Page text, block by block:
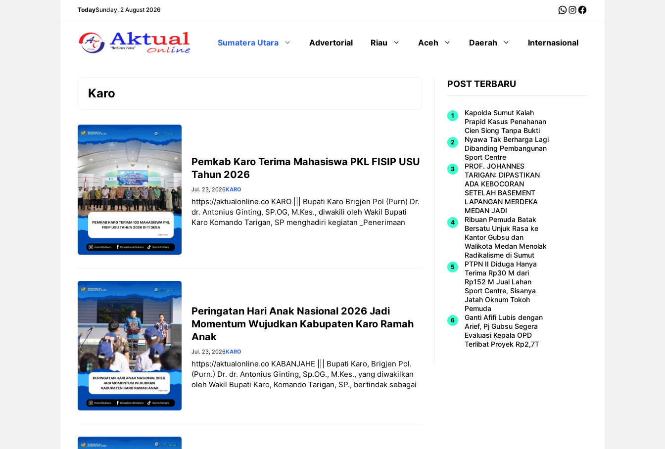
TodaySunday, 2 August 2026 WhatsApp
Instagram
Facebook
Sumatera Utara Advertorial Riau Aceh Daerah Internasional
Karo
Pemkab Karo Terima Mahasiswa PKL FISIP USU
Tahun 2026
Jul. 23, 2026KARO
https://aktualonline.co KARO ||| Bupati Karo Brigjen Pol (Purn) Dr.
dr. Antonius Ginting, SP.OG, M.Kes., diwakili oleh Wakil Bupati
Karo Komando Tarigan, SP menghadiri kegiatan _Penerimaan
Peringatan Hari Anak Nasional 2026 Jadi
Momentum Wujudkan Kabupaten Karo Ramah
Anak
Jul. 23, 2026KARO
https://aktualonline.co KABANJAHE ||| Bupati Karo, Brigjen Pol.
(Purn.) Dr. dr. Antonius Ginting, Sp.OG., M.Kes., yang diwakilkan
oleh Wakil Bupati Karo, Komando Tarigan, SP., bertindak sebagai
POST TERBARU
Kapolda Sumut Kalah
Prapid Kasus Penahanan
Cien Siong Tanpa Bukti
Nyawa Tak Berharga Lagi
Dibanding Pembangunan
Sport Centre
PROF. JOHANNES
TARIGAN: DIPASTIKAN
ADA KEBOCORAN
SETELAH BASEMENT
LAPANGAN MERDEKA
MEDAN JADI
Ribuan Pemuda Batak
Bersatu Unjuk Rasa ke
Kantor Gubsu dan
Walikota Medan Menolak
Radikalisme di Sumut
PTPN II Diduga Hanya
Terima Rp30 M dari
Rp152 M Jual Lahan
Sport Centre, Sisanya
Jatah Oknum Tokoh
Pemuda
Ganti Afifi Lubis dengan
Arief, Pj Gubsu Segera
Evaluasi Kepala OPD
Terlibat Proyek Rp2,7T